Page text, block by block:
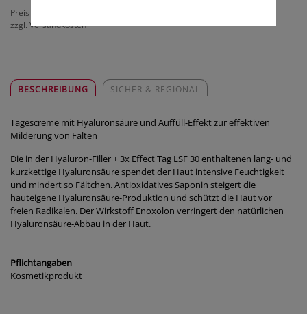
Preis inkl. MwSt.
zzgl. Versandkosten
BESCHREIBUNG SICHER & REGIONAL
Tagescreme mit Hyaluronsäure und Auffüll-Effekt zur effektiven
Milderung von Falten
Die in der Hyaluron-Filler + 3x Effect Tag LSF 30 enthaltenen lang- und
kurzkettige Hyaluronsäure spendet der Haut intensive Feuchtigkeit
und mindert so Fältchen. Antioxidatives Saponin steigert die
hauteigene Hyaluronsäure-Produktion und schützt die Haut vor
freien Radikalen. Der Wirkstoff Enoxolon verringert den natürlichen
Hyaluronsäure-Abbau in der Haut.
Pflichtangaben
Kosmetikprodukt